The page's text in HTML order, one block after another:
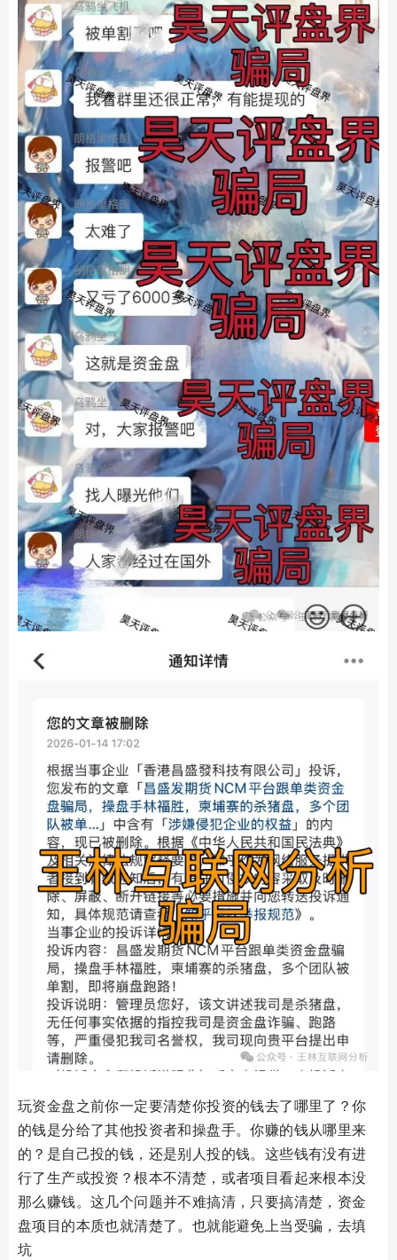
玩资金盘之前你一定要清楚你投资的钱去了哪里了？你
的钱是分给了其他投资者和操盘手。你赚的钱从哪里来
的？是自己投的钱，还是别人投的钱。这些钱有没有进
行了生产或投资？根本不清楚，或者项目看起来根本没
那么赚钱。这几个问题并不难搞清，只要搞清楚，资金
盘项目的本质也就清楚了。也就能避免上当受骗，去填
坑